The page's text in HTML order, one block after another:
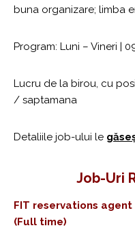
buna organizare; limba
Program: Luni – Vineri |
Lucru de la birou, cu
/ saptamana
Detaliile job-ului le
Job-Uri
FIT reservations agent
(Full time)